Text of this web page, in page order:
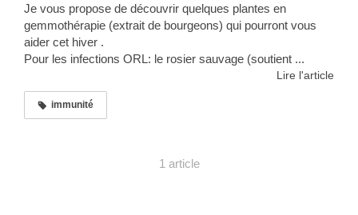
Je vous propose de découvrir quelques plantes en
gemmothérapie (extrait de bourgeons) qui pourront vous
aider cet hiver .
Pour les infections ORL: le rosier sauvage (soutient ...
Lire l'article
immunité
1 article